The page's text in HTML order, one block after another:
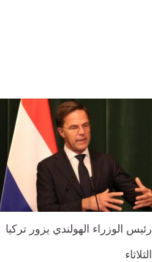
رئيس الوزراء الهولندي يزور تركيا
الثلاثاء